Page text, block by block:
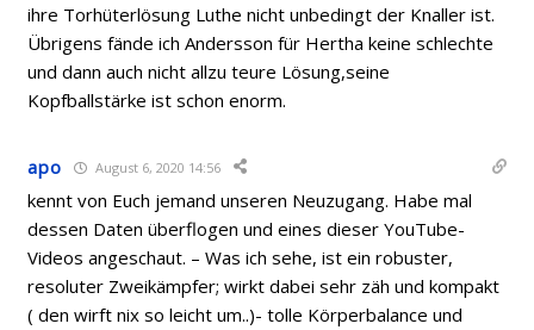
ihre Torhüterlösung Luthe nicht unbedingt der Knaller ist.
Übrigens fände ich Andersson für Hertha keine schlechte
und dann auch nicht allzu teure Lösung,seine
Kopfballstärke ist schon enorm.
apo August 6, 2020 14:56
kennt von Euch jemand unseren Neuzugang. Habe mal
dessen Daten überflogen und eines dieser YouTube-
Videos angeschaut. – Was ich sehe, ist ein robuster,
resoluter Zweikämpfer; wirkt dabei sehr zäh und kompakt
( den wirft nix so leicht um..)- tolle Körperbalance und